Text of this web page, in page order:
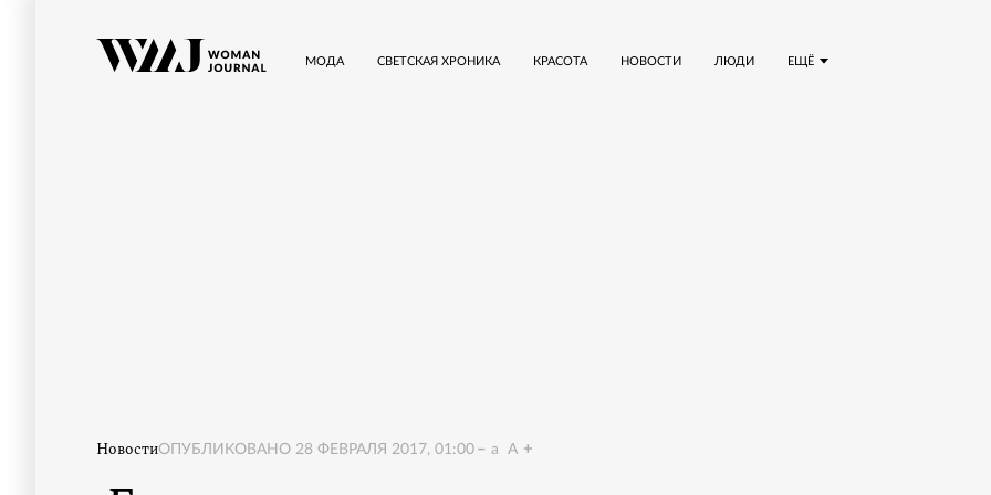
ЕЩЁ
МОДА СВЕТСКАЯ ХРОНИКА КРАСОТА НОВОСТИ ЛЮДИ
НовостиОПУБЛИКОВАНО 28 ФЕВРАЛЯ 2017, 01:00 a A